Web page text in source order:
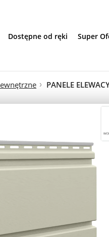
Dostępne od ręki Super
PANELE